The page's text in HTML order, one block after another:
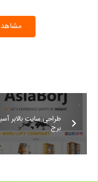
طراحی سایت بالابر
برج